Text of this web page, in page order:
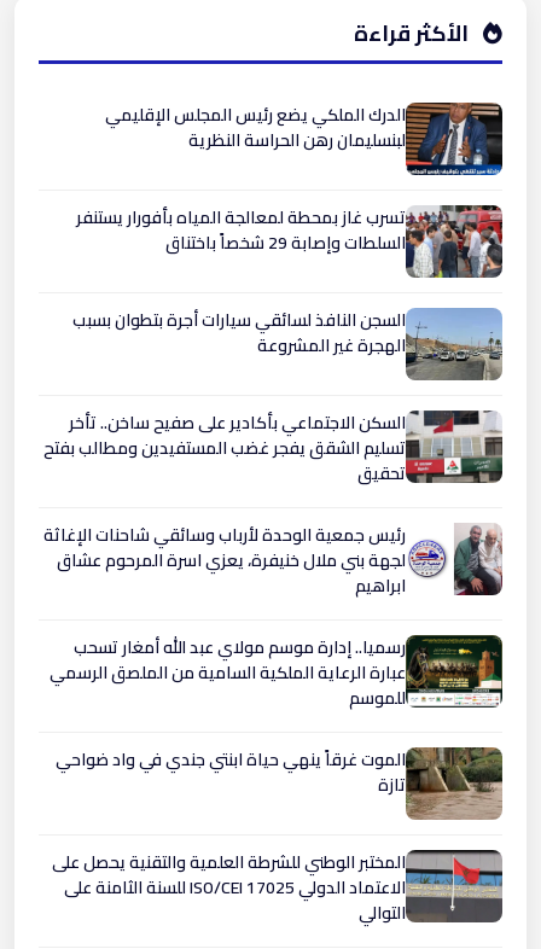
الأكثر قراءة
الدرك الملكي يضع رئيس المجلس الإقليمي
لبنسليمان رهن الحراسة النظرية
تسرب غاز بمحطة لمعالجة المياه بأفورار يستنفر
السلطات وإصابة 29 شخصاً باختناق
السجن النافذ لسائقي سيارات أجرة بتطوان بسبب
الهجرة غير المشروعة
السكن الاجتماعي بأكادير على صفيح ساخن.. تأخر
تسليم الشقق يفجر غضب المستفيدين ومطالب بفتح
تحقيق
رئيس جمعية الوحدة لأرباب وسائقي شاحنات الإغاثة
لجهة بني ملال خنيفرة، يعزي اسرة المرحوم عشاق
ابراهيم
رسميا.. إدارة موسم مولاي عبد الله أمغار تسحب
عبارة الرعاية الملكية السامية من الملصق الرسمي
للموسم
الموت غرقاً ينهي حياة ابنتي جندي في واد ضواحي
تازة
المختبر الوطني للشرطة العلمية والتقنية يحصل على
الاعتماد الدولي ISO/CEI 17025 للسنة الثامنة على
التوالي